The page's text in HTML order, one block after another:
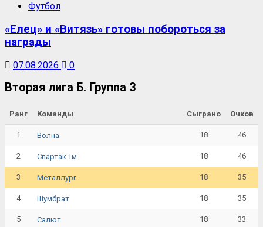
Футбол
«Елец» и «Витязь» готовы побороться за
награды
07.08.2026 0
Вторая лига Б. Группа 3
Ранг Команды Сыграно Очков
1 Волна 18 46
2 Спартак Тм 18 46
3 Металлург 18 35
4 Шумбрат 18 35
5 Салют 18 33